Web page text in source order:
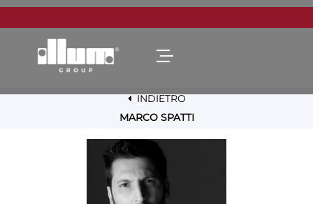
Open menu
INDIETRO
MARCO SPATTI